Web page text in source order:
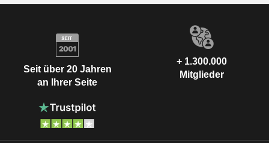
Seit über 20 Jahren
an Ihrer Seite
+ 1.300.000
Mitglieder